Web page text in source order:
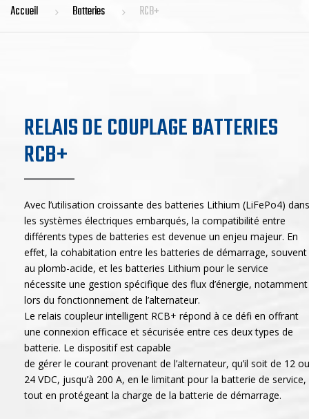
Accueil Batteries RCB+
RELAIS DE COUPLAGE BATTERIES
RCB+
Avec l’utilisation croissante des batteries Lithium (LiFePo4) dans
les systèmes électriques embarqués, la compatibilité entre
différents types de batteries est devenue un enjeu majeur. En
effet, la cohabitation entre les batteries de démarrage, souvent
au plomb-acide, et les batteries Lithium pour le service
nécessite une gestion spécifique des flux d’énergie, notamment
lors du fonctionnement de l’alternateur.
Le relais coupleur intelligent RCB+ répond à ce défi en offrant
une connexion efficace et sécurisée entre ces deux types de
batterie. Le dispositif est capable
de gérer le courant provenant de l’alternateur, qu’il soit de 12 ou
24 VDC, jusqu’à 200 A, en le limitant pour la batterie de service,
tout en protégeant la charge de la batterie de démarrage.